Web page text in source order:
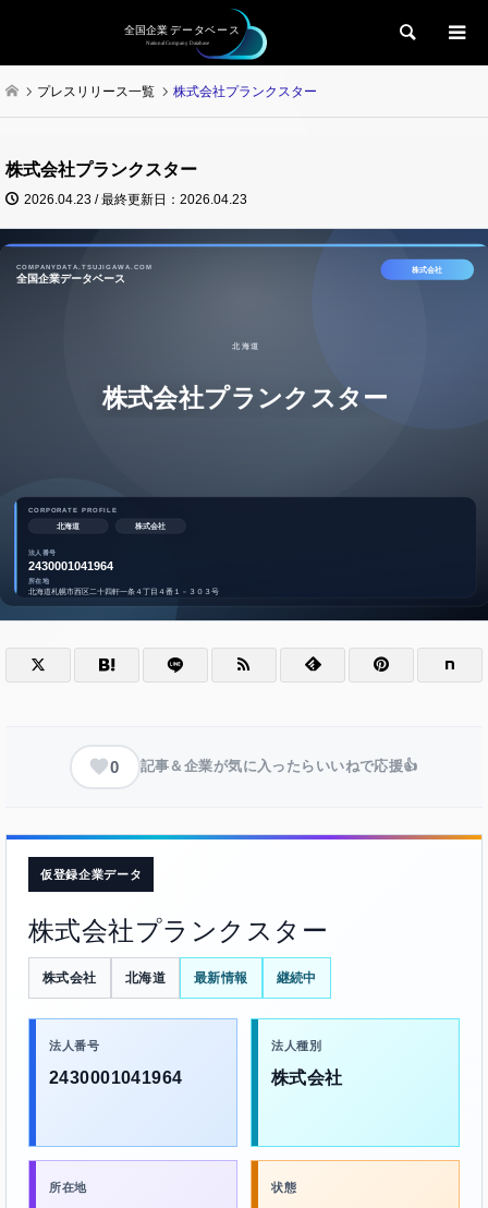
検索
プレスリリース一覧 株式会社プランクスター
株式会社プランクスター
2026.04.23 / 最終更新日：2026.04.23
0 記事＆企業が気に入ったらいいねで応援👍
仮登録企業データ
株式会社プランクスター
株式会社 北海道 最新情報 継続中
法人番号
2430001041964
法人種別
株式会社
所在地 状態